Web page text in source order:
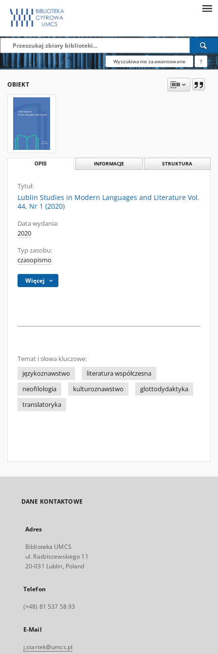
Wyszukiwanie zaawansowane ?
OBIEKT
OPIS INFORMACJE STRUKTURA
Tytuł:
Lublin Studies in Modern Languages and Literature Vol.
44, Nr 1 (2020)
Data wydania:
2020
Typ zasobu:
czasopismo
Więcej
Temat i słowa kluczowe:
językoznawstwo
literatura współczesna
neofilologia
kulturoznawstwo
glottodydaktyka
translatoryka
DANE KONTAKTOWE
Adres
Biblioteka UMCS
ul. Radziszewskiego 11
20-031 Lublin, Poland
Telefon
(+48) 81 537 58 93
E-Mail
j.startek@umcs.pl